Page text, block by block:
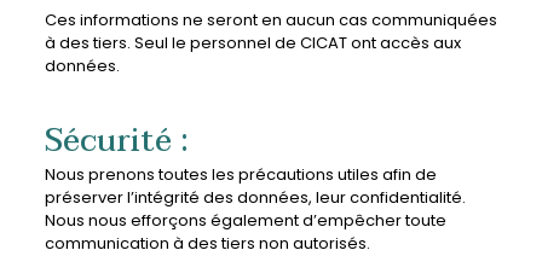
Ces informations ne seront en aucun cas communiquées
à des tiers. Seul le personnel de CICAT ont accès aux
données.
Sécurité :
Nous prenons toutes les précautions utiles afin de
préserver l’intégrité des données, leur confidentialité.
Nous nous efforçons également d’empêcher toute
communication à des tiers non autorisés.